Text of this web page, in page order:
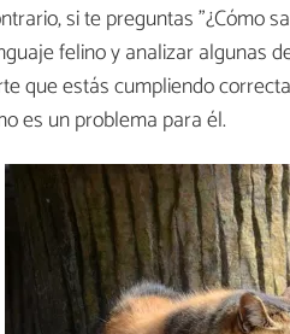
si te preguntas "¿Cómo
felino y analizar algunas
que estás cumpliendo
es un problema para él.